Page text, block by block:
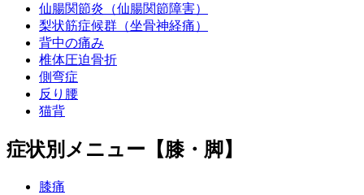
仙腸関節炎（仙腸関節障害）
梨状筋症候群（坐骨神経痛）
背中の痛み
椎体圧迫骨折
側弯症
反り腰
猫背
症状別メニュー【膝・脚】
膝痛